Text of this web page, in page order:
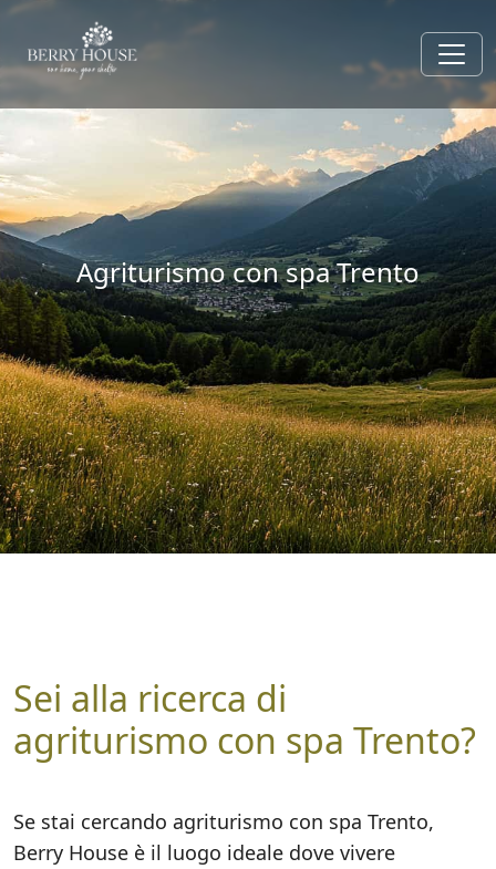
Agriturismo con spa Trento
Sei alla ricerca di
agriturismo con spa Trento?
Se stai cercando agriturismo con spa Trento,
Berry House è il luogo ideale dove vivere